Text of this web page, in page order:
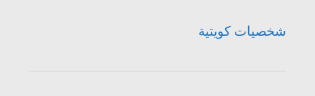
شخصيات كويتية